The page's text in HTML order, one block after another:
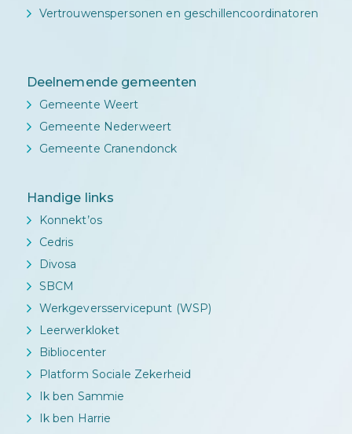
Vertrouwenspersonen en geschillencoordinatoren
Deelnemende gemeenten
Gemeente Weert
Gemeente Nederweert
Gemeente Cranendonck
Handige links
Konnekt’os
Cedris
Divosa
SBCM
Werkgeversservicepunt (WSP)
Leerwerkloket
Bibliocenter
Platform Sociale Zekerheid
Ik ben Sammie
Ik ben Harrie